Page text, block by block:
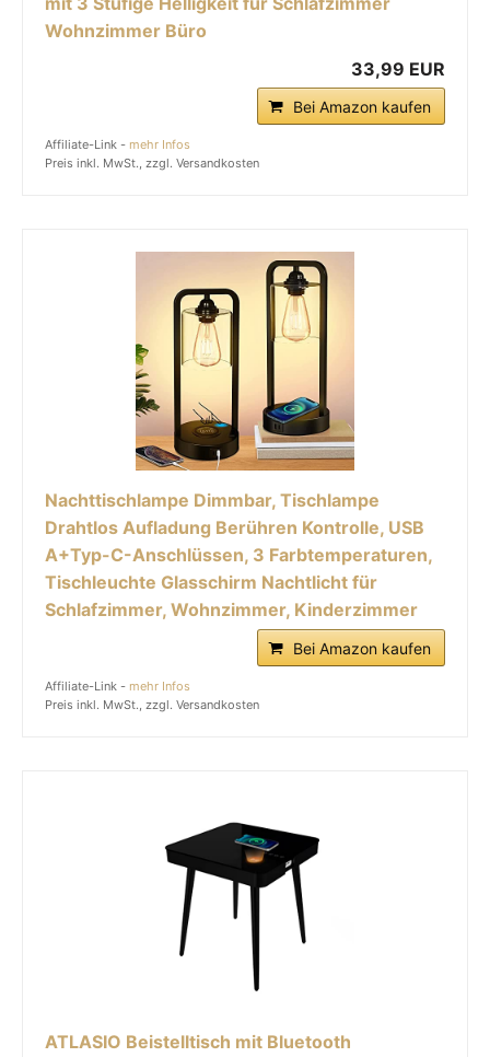
Wohnzimmer Büro
33,99 EUR
Bei Amazon kaufen
Affiliate-Link - mehr Infos
Preis inkl. MwSt., zzgl. Versandkosten
Nachttischlampe Dimmbar, Tischlampe
Drahtlos Aufladung Berühren Kontrolle, USB
A+Typ-C-Anschlüssen, 3 Farbtemperaturen,
Tischleuchte Glasschirm Nachtlicht für
Schlafzimmer, Wohnzimmer, Kinderzimmer
Bei Amazon kaufen
Affiliate-Link - mehr Infos
Preis inkl. MwSt., zzgl. Versandkosten
ATLASIO Beistelltisch mit Bluetooth